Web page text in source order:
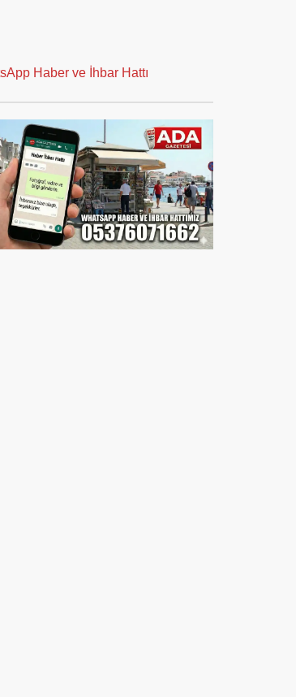
Haber ve İhbar Hattı